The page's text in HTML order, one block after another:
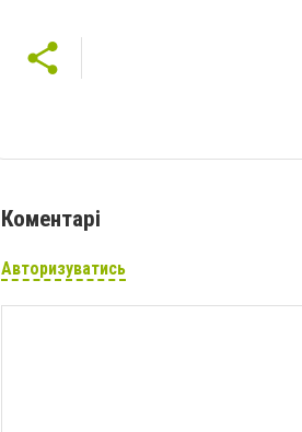
Коментарі
Авторизуватись